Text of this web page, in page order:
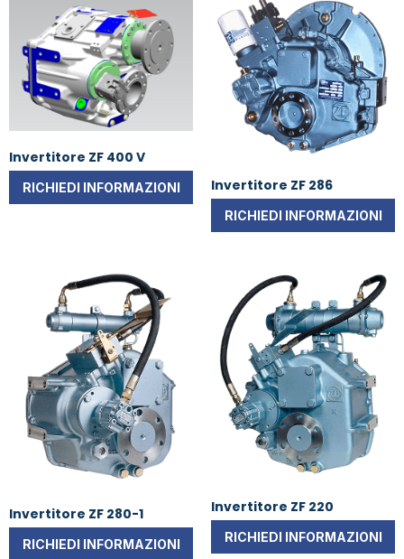
Invertitore ZF 400 V
RICHIEDI INFORMAZIONI Invertitore ZF 286
RICHIEDI INFORMAZIONI
Invertitore ZF 280-1
RICHIEDI INFORMAZIONI
Invertitore ZF 220
RICHIEDI INFORMAZIONI